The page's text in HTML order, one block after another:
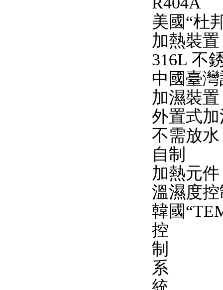
美國“杜
加熱裝置
316L 不
中國臺
加濕裝置
外置式
不需放
自制
加熱元
溫濕度
韓國
控
制
系